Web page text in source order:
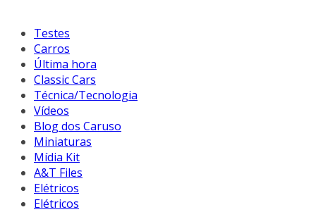
Testes
Carros
Última hora
Classic Cars
Técnica/Tecnologia
Vídeos
Blog dos Caruso
Miniaturas
Mídia Kit
A&T Files
Elétricos
Elétricos